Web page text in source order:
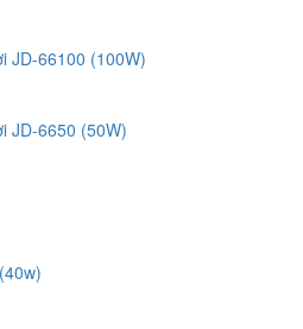
JD-66100 (100W)
JD-6650 (50W)